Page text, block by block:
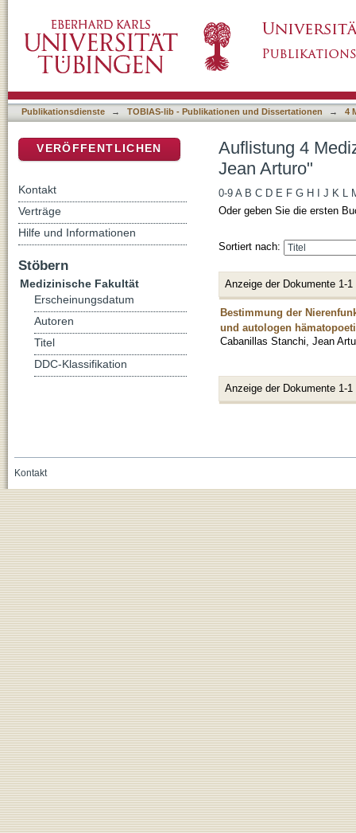
Publikationsdienste → TOBIAS-lib - Publikationen und Dissertationen → 4
Auflistung 4
Jean Arturo"
0-9 A B C D E F G H J K L
Oder geben Sie die ersten
Sortiert nach:
Anzeige der Dokumente 1-1
Bestimmung der
und autologen
Cabanillas Stanchi, Jean
Anzeige der Dokumente 1-1
VERÖFFENTLICHEN
Kontakt
Verträge
Hilfe und Informationen
Stöbern
Medizinische Fakultät
Erscheinungsdatum
Autoren
Titel
DDC-Klassifikation
Kontakt